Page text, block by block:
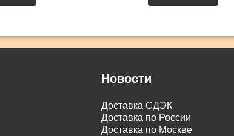
Новости
Доставка СДЭК
Доставка по России
Доставка по Москве